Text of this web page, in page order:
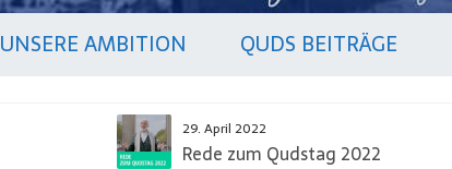
UNSERE AMBITION QUDS BEITRÄGE
29. April 2022
Rede zum Qudstag 2022